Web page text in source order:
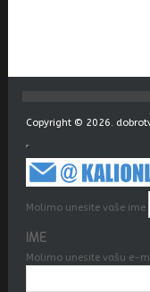
Copyright © 2026.
Molimo unesite vaše ime
IME
Molimo unesite vašu e-